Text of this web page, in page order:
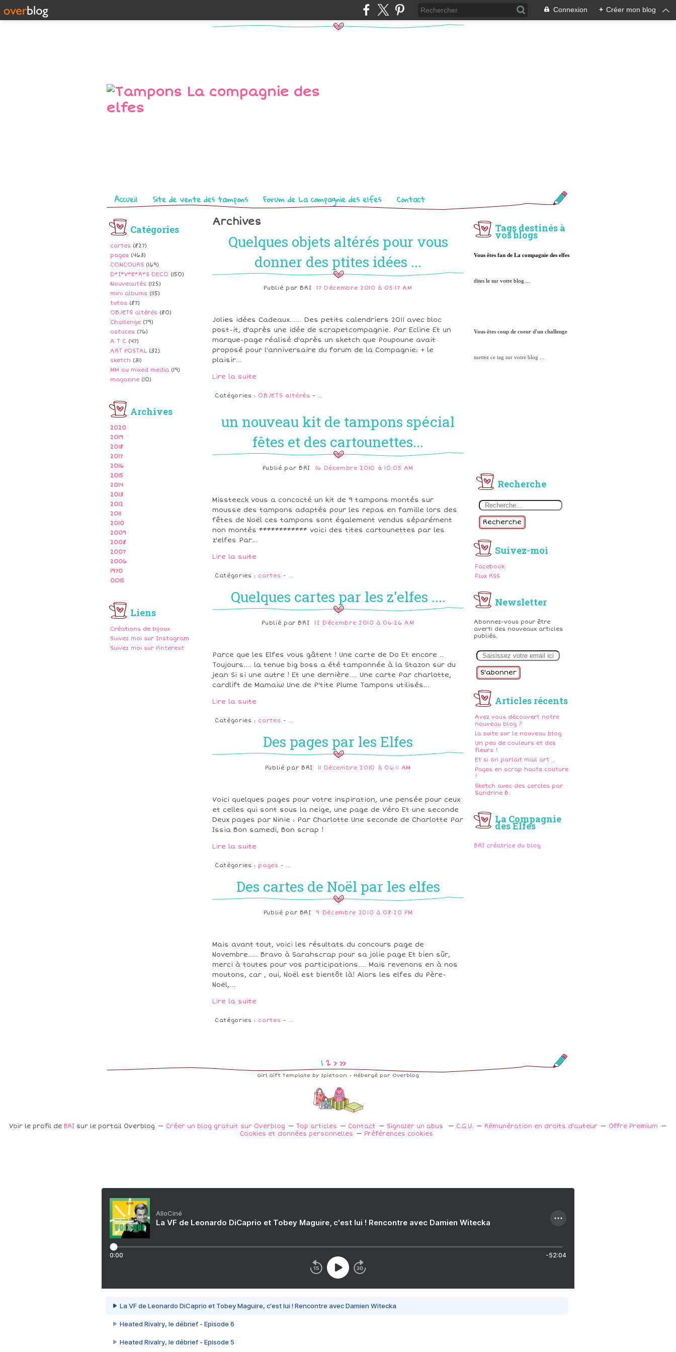
Connexion + Créer mon blog
Pages
Accueil Site de vente des tampons Forum de La compagnie des elfes Contact
Catégories
cartes (827)
pages (463)
CONCOURS (169)
D*I*V*E*R*S DECO (150)
Nouveautés (125)
mini albums (115)
tutos (87)
OBJETS altérés (80)
Challenge (79)
astuces (76)
A T C (47)
ART POSTAL (32)
sketch (31)
MM ou mixed media (19)
magazine (10)
Archives
2020
2019
2018
2017
2016
2015
2014
2013
2012
2011
2010
2009
2008
2007
2006
1970
0015
Liens
Créations de bijoux
Suivez moi sur Instagram
Suivez moi sur Pinterest
Tags destinés à
vos blogs
Vous êtes fan de La compagnie des elfes
dites le sur votre blog ...
Vous êtes coup de coeur d'un challenge
mettez ce tag sur votre blog ...
Recherche
Recherche
Suivez-moi
Facebook
Flux RSS
Newsletter
Abonnez-vous pour être
averti des nouveaux articles
publiés.
m
Articles récents
Avez vous découvert notre
nouveau blog ?
la suite sur le nouveau blog
Un peu de couleurs et des
fleurs !
Et si on parlait mail art ...
Pages en scrap haute couture
!
Sketch avec des cercles par
Sandrine B.
La Compagnie
des Elfes
BRI créatrice du blog
Archives
Quelques objets altérés pour vous
donner des ptites idées ...
Publié par BRI 17 Décembre 2010 à 05:17 AM
Jolies idées Cadeaux...... Des petits calendriers 2011 avec bloc
post-it, d'après une idée de scrapetcompagnie. Par Ecline Et un
marque-page réalisé d'après un sketch que Poupoune avait
proposé pour l'anniversaire du forum de la Compagnie: + le
plaisir...
Lire la suite
Catégories : OBJETS altérés - …
un nouveau kit de tampons spécial
fêtes et des cartounettes...
Publié par BRI 16 Décembre 2010 à 10:05 AM
Missteeck vous a concocté un kit de 9 tampons montés sur
mousse des tampons adaptés pour les repas en famille lors des
fêtes de Noël ces tampons sont également vendus séparément
non montés ************ voici des tites cartounettes par les
z'elfes Par...
Lire la suite
Catégories : cartes - …
Quelques cartes par les z'elfes ....
Publié par BRI 12 Décembre 2010 à 06:26 AM
Parce que les Elfes vous gâtent ! Une carte de Do Et encore ..
Toujours.... la tenue big boss a été tamponnée à la Stazon sur du
jean Si si une autre ! Et une dernière.... Une carte Par charlotte,
cardlift de Mamaiw Une de P'tite Plume Tampons utilisés...
Lire la suite
Catégories : cartes - …
Des pages par les Elfes
Publié par BRI 11 Décembre 2010 à 06:11 AM
Voici quelques pages pour votre inspiration, une pensée pour ceux
et celles qui sont sous la neige, une page de Véro Et une seconde
Deux pages par Ninie : Par Charlotte Une seconde de Charlotte Par
Issia Bon samedi, Bon scrap !
Lire la suite
Catégories : pages - …
Des cartes de Noël par les elfes
Publié par BRI 9 Décembre 2010 à 08:20 PM
Mais avant tout, voici les résultats du concours page de
Novembre..... Bravo à Sarahscrap pour sa jolie page Et bien sûr,
merci à toutes pour vos participations.... Mais revenons en à nos
moutons, car , oui, Noël est bientôt là! Alors les elfes du Père-
Noël,...
Lire la suite
Catégories : cartes - …
1 2 > >>
Girl Gift Template by Ipietoon - Hébergé par Overblog
Voir le profil de BRI sur le portail Overblog Créer un blog gratuit sur Overblog Top articles Contact Signaler un abus C.G.U. Rémunération en droits d'auteur
Offre Premium
Cookies et données personnelles
Préférences cookies
AlloCiné
La VF de Leonardo DiCaprio et Tobey Maguire, c'est lui ! Rencontre avec Damien Witecka
0:00 -52:04
La VF de Leonardo DiCaprio et Tobey Maguire, c'est lui ! Rencontre avec Damien Witecka
Heated Rivalry, le débrief - Episode 6
Heated Rivalry, le débrief - Episode 5